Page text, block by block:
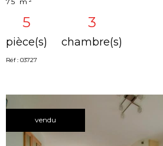
5
pièce(s)
3
chambre(s)
Réf : 03727
vendu